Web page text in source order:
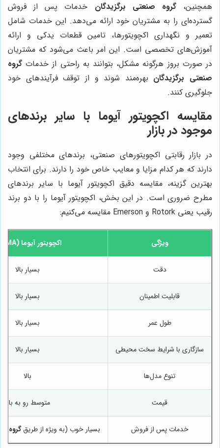
همچنین،گروه صنعتی برگزیدگان خدمات پس از فروش
گسترده‌ای را به مشتریان خود ارائه می‌دهد. این خدمات شامل
تعمیر و نگهداری اکچویتورها، تامین قطعات یدکی و ارائه
آموزش‌های تخصصی است. این امر باعث می‌شود که مشتریان
در صورت بروز هرگونه مشکل، بتوانند به راحتی از خدمات گروه
صنعتی برگزیدگان بهره‌مند شوند و از توقف فرآیندهای خود
جلوگیری کنند.
مقایسه اکچویتور آیوما با سایر برندهای
موجود در بازار
در بازار رقابتی اکچویتورهای صنعتی، برندهای مختلفی وجود
دارند که هر کدام مزایا و معایب خاص خود را دارند. برای انتخاب
بهترین گزینه، مقایسه دقیق اکچویتور آیوما با سایر برندهای
مطرح ضروری است. در این بخش، اکچویتور آیوما را با دو برند
رقیب یعنی Rotork و Emerson مقایسه می‌کنیم:
ویژگی اکچویتور آیوما (AUMA)
دقت بسیار بالا
قابلیت اطمینان بسیار بالا
طول عمر بسیار بالا
سازگاری با شرایط سخت محیطی بسیار بالا
تنوع مدل‌ها بالا
قیمت متوسط رو به بالا
خدمات پس از فروش بسیار خوب (به ویژه از طریقگروه